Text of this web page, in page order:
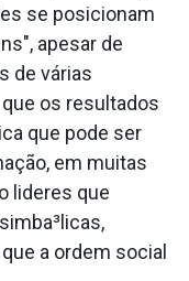
se posicionam
apesar de
de várias
os resultados
que pode ser
em muitas
lideres que
a ordem social